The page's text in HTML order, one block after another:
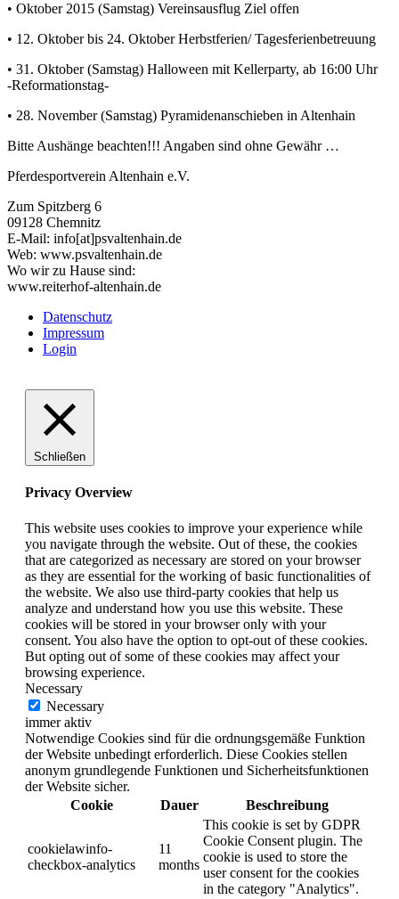
• Oktober 2015 (Samstag) Vereinsausflug Ziel offen
• 12. Oktober bis 24. Oktober Herbstferien/ Tagesferienbetreuung
• 31. Oktober (Samstag) Halloween mit Kellerparty, ab 16:00 Uhr
-Reformationstag-
• 28. November (Samstag) Pyramidenanschieben in Altenhain
Bitte Aushänge beachten!!! Angaben sind ohne Gewähr …
Pferdesportverein Altenhain e.V.
Zum Spitzberg 6
09128 Chemnitz
E-Mail: info[at]psvaltenhain.de
Web: www.psvaltenhain.de
Wo wir zu Hause sind:
www.reiterhof-altenhain.de
Datenschutz
Impressum
Login
Schließen
Privacy Overview
This website uses cookies to improve your experience while
you navigate through the website. Out of these, the cookies
that are categorized as necessary are stored on your browser
as they are essential for the working of basic functionalities of
the website. We also use third-party cookies that help us
analyze and understand how you use this website. These
cookies will be stored in your browser only with your
consent. You also have the option to opt-out of these cookies.
But opting out of some of these cookies may affect your
browsing experience.
Necessary
Necessary
immer aktiv
Notwendige Cookies sind für die ordnungsgemäße Funktion
der Website unbedingt erforderlich. Diese Cookies stellen
anonym grundlegende Funktionen und Sicherheitsfunktionen
der Website sicher.
Cookie
Dauer Beschreibung
cookielawinfo-
checkbox-analytics
11
months
This cookie is set by GDPR
Cookie Consent plugin. The
cookie is used to store the
user consent for the cookies
in the category "Analytics".